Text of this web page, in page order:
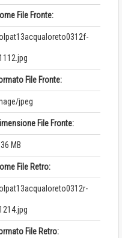
File Fronte:
File Fronte:
jpeg
File Fronte:
MB
File Retro:
File Retro: